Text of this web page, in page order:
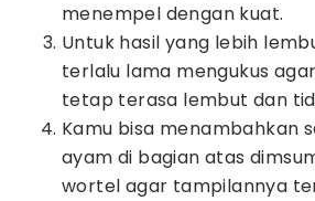
menempel dengan kuat.
Untuk hasil yang lebih
terlalu lama mengukus
tetap terasa lembut dan
Kamu bisa menambahkan
ayam di bagian atas
wortel agar tampilannya